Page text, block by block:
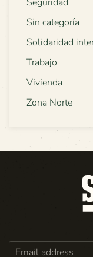
Sin categoría
Solidaridad
Trabajo
Vivienda
Zona Norte